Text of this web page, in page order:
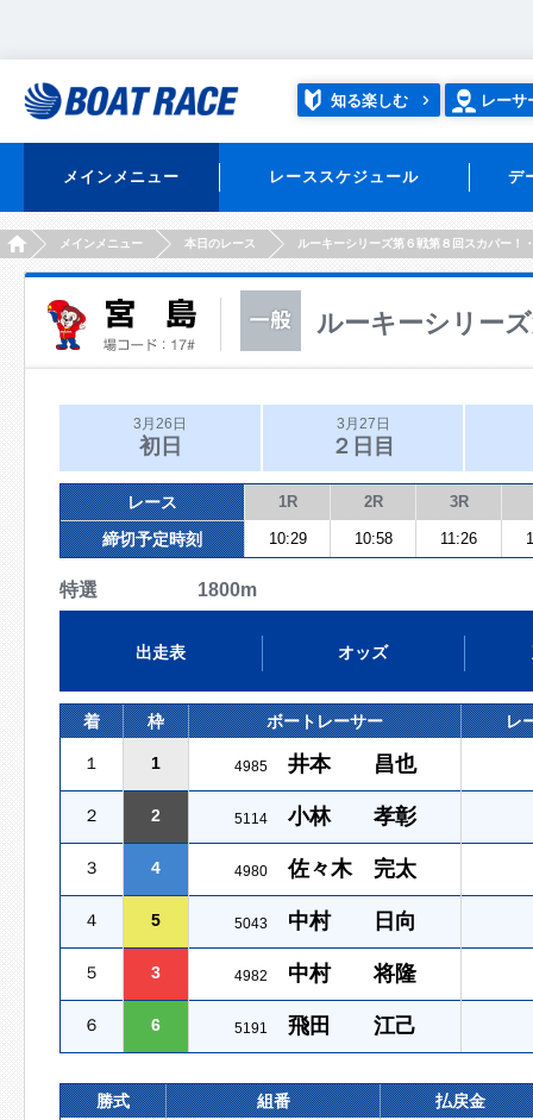
知る楽しむ レーサ
メインメニュー レーススケジュール デ
HOMEメインメニュー 本日のレース ルーキーシリーズ第６戦第８回スカパー！
ルーキーシリー
3月26日
初日
3月27日
２日目
レース 1R 2R 3R
締切予定時刻 10:29 10:58 11:26
特選 1800m
出走表 オッズ
着 枠 ボートレーサー レ
１ 1 4985 井本 昌也
２ 2 5114 小林 孝彰
３ 4 4980 佐々木 完太
４ 5 5043 中村 日向
５ 3 4982 中村 将隆
６ 6 5191 飛田 江己
勝式 組番 払戻金